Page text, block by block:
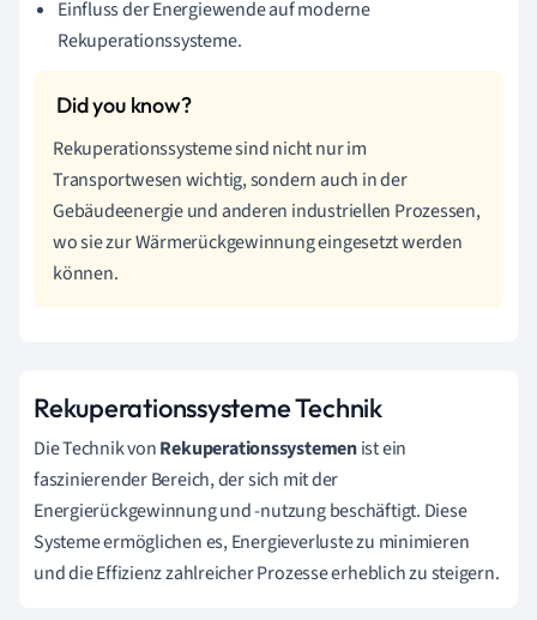
Einfluss der Energiewende auf moderne
Rekuperationssysteme.
Rekuperationssysteme sind nicht nur im
Transportwesen wichtig, sondern auch in der
Gebäudeenergie und anderen industriellen Prozessen,
wo sie zur Wärmerückgewinnung eingesetzt werden
können.
Rekuperationssysteme Technik
Die Technik vonRekuperationssystemenist ein
faszinierender Bereich, der sich mit der
Energierückgewinnung und -nutzung beschäftigt. Diese
Systeme ermöglichen es, Energieverluste zu minimieren
und die Effizienz zahlreicher Prozesse erheblich zu steigern.